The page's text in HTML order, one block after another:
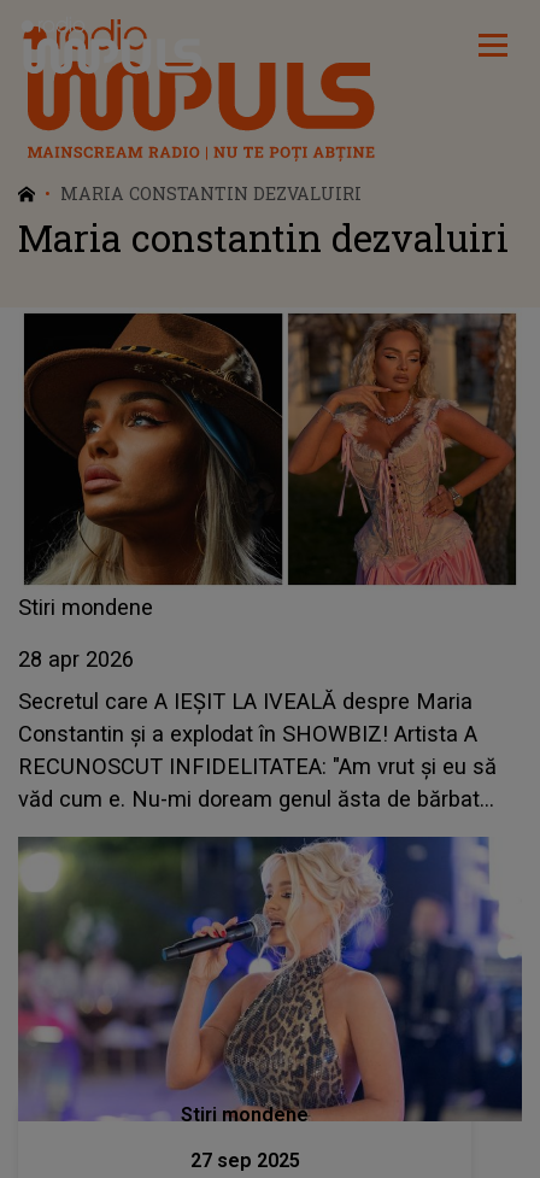
Radio Impuls
MARIA CONSTANTIN DEZVALUIRI
Maria constantin dezvaluiri
Stiri mondene
28 apr 2026
Secretul care A IEȘIT LA IVEALĂ despre Maria
Constantin și a explodat în SHOWBIZ! Artista A
RECUNOSCUT INFIDELITATEA: "Am vrut și eu să
văd cum e. Nu-mi doream genul ăsta de bărbat
lângă mine, mai ales că eram în..."
Stiri mondene
27 sep 2025